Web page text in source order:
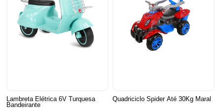
Lambreta Elétrica 6V Turquesa
Bandeirante
Quadriciclo Spider Até 30Kg Maral